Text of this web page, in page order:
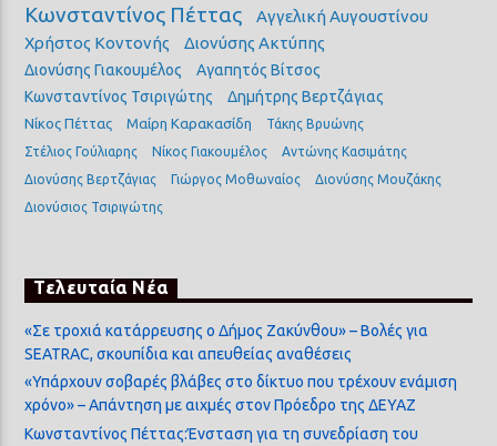
Κωνσταντίνος Πέττας
Αγγελική Αυγουστίνου
Χρήστος Κοντονής
Διονύσης Ακτύπης
Διονύσης Γιακουμέλος
Αγαπητός Βίτσος
Κωνσταντίνος Τσιριγώτης
Δημήτρης Βερτζάγιας
Νίκος Πέττας Μαίρη Καρακασίδη
Τάκης Βρυώνης
Στέλιος Γούλιαρης
Νίκος Γιακουμέλος
Αντώνης Κασιμάτης
Διονύσης Βερτζάγιας
Γιώργος Μοθωναίος
Διονύσης Μουζάκης
Διονύσιος Τσιριγώτης
Τελευταία Νέα
«Σε τροχιά κατάρρευσης ο Δήμος Ζακύνθου» – Βολές για
SEATRAC, σκουπίδια και απευθείας αναθέσεις
«Υπάρχουν σοβαρές βλάβες στο δίκτυο που τρέχουν ενάμιση
χρόνο» – Απάντηση με αιχμές στον Πρόεδρο της ΔΕΥΑΖ
Κωνσταντίνος Πέττας:Ένσταση για τη συνεδρίαση του